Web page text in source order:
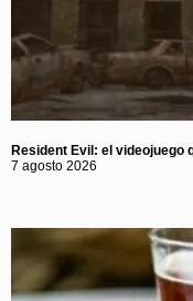
Resident Evil: el videojuego
7 agosto 2026